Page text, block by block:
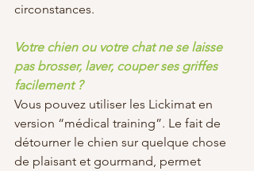
circonstances.
Votre chien ou votre chat ne se laisse
pas brosser, laver, couper ses griffes
facilement ?
Vous pouvez utiliser les Lickimat en
version “médical training”. Le fait de
détourner le chien sur quelque chose
de plaisant et gourmand, permet